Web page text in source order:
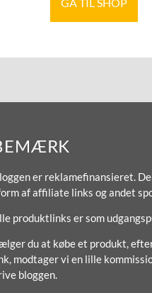
er reklamefinansieret.
af affiliate links og andet
produktlinks er som
du at købe et produkt,
modtager vi en lille
bloggen.